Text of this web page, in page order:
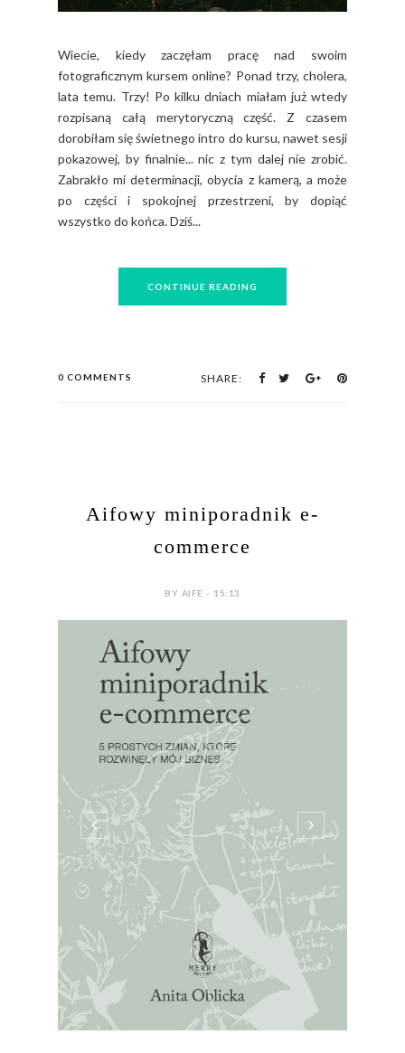
Wiecie, kiedy zaczęłam pracę nad swoim
fotograficznym kursem online? Ponad trzy, cholera,
lata temu. Trzy! Po kilku dniach miałam już wtedy
rozpisaną całą merytoryczną część. Z czasem
dorobiłam się świetnego intro do kursu, nawet sesji
pokazowej, by finalnie... nic z tym dalej nie zrobić.
Zabrakło mi determinacji, obycia z kamerą, a może
po części i spokojnej przestrzeni, by dopiąć
wszystko do końca. Dziś...
CONTINUE READING
0 COMMENTS SHARE:
Aifowy miniporadnik e-
commerce
BY AIFE - 15:13